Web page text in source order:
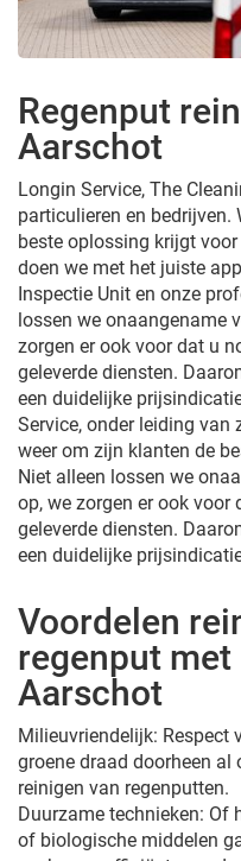
Regenput
Aarschot
Longin Service, The
particulieren en
beste oplossing krijgt
doen we met het juiste
Inspectie Unit en onze
lossen we onaangename
zorgen er ook voor dat u
geleverde diensten.
een duidelijke
Service, onder leiding van
weer om zijn klanten de
Niet alleen lossen we
op, we zorgen er ook
geleverde diensten.
een duidelijke
Voordelen
regenput
Aarschot
Milieuvriendelijk: Respect
groene draad doorheen
reinigen van regenputten.
Duurzame technieken: Of
of biologische middelen